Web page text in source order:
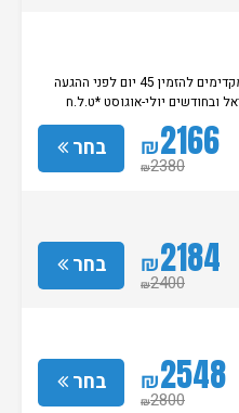
מבצע מיוחד למקדימים להזמין - מקדימים להזמין 45 יום לפני ההגעה
בחגי ישראל ובחודשים יולי-אוגוסט *ט.ל.ח
בחר ₪2166
₪2380
בחר ₪2184
₪2400
בחר ₪2548
₪2800